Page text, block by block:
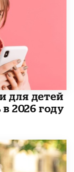
для детей
2026 году